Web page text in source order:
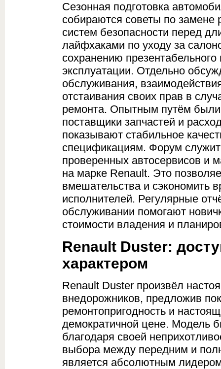
Сезонная подготовка
собираются советы по замене
систем безопасности перед
лайфхаками по уходу за
сохранению
эксплуатации. Отдельно
обслуживания,
отстаивания своих прав в
ремонта. Опытным путём
поставщики запчастей и
показывают стабильное
спецификациям. Форум
проверенных автосервисов и
на марке Renault. Это
вмешательства и сэкономить
исполнителей. Регулярные
обслуживании помогают
стоимости владения и
Renault Duster:
характером
Renault Duster произвёл
внедорожников, предложив
ремонтопригодность и
демократичной цене. Модель
благодаря своей
выбора между передним и
является абсолютным